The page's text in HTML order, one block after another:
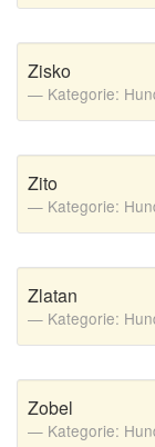
Zisko
Kategorie:
Zito
Kategorie:
Zlatan
Kategorie:
Zobel
Kategorie: